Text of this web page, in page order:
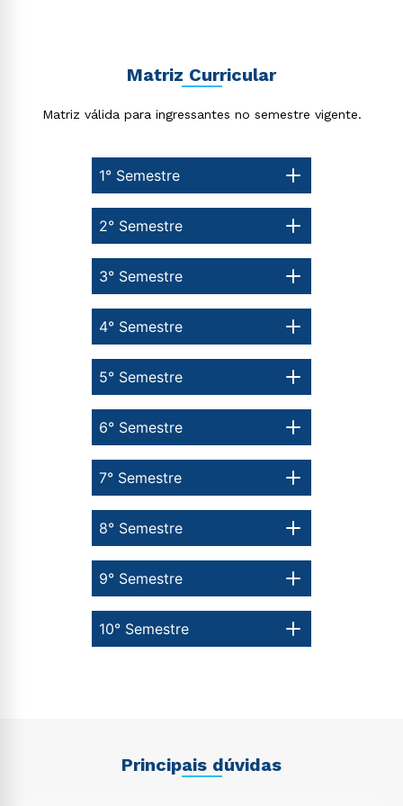
Matriz Curricular
Matriz válida para ingressantes no semestre vigente.
1° Semestre
10° Semestre
9° Semestre
8° Semestre
7° Semestre
6° Semestre
5° Semestre
4° Semestre
3° Semestre
2° Semestre
Principais dúvidas
Estou de acordo com aPolítica de Privacidade.e